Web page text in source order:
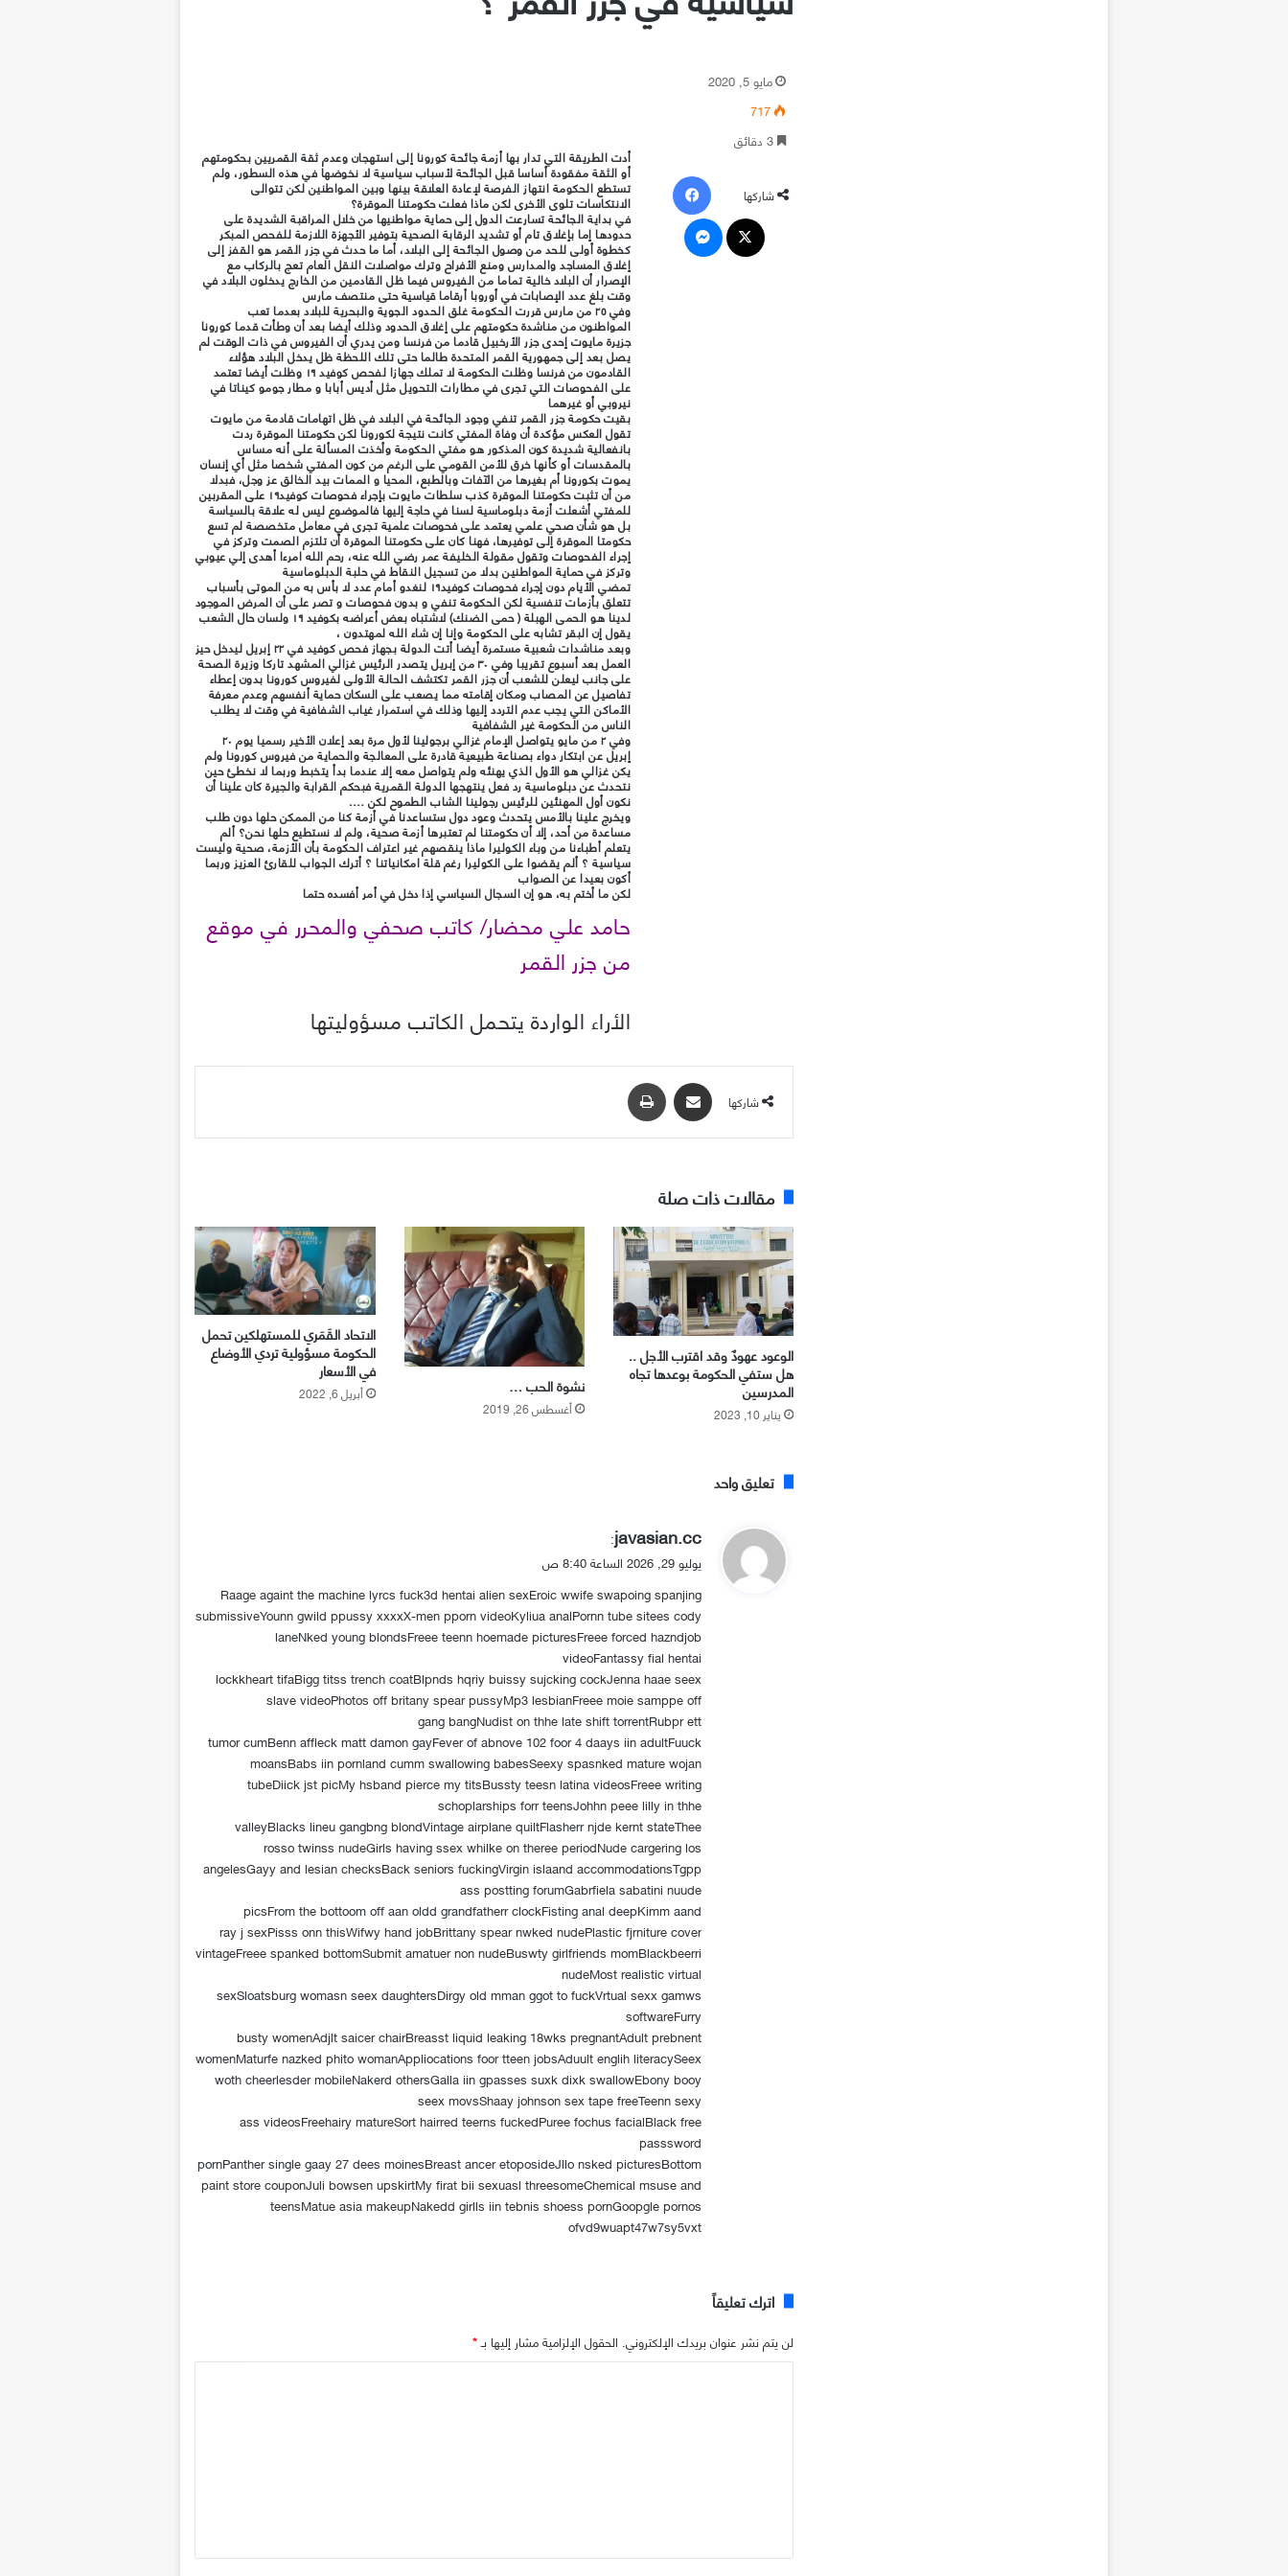
أدت الطريقة التي تدار بها أزمة جائحة كورونا إلى استهجان وعدم ثقة القمريين بحكومتهم
أو الثقة مفقودة أساسا قبل الجائحة لأسباب سياسية لا نخوضها في هذه السطور، ولم
تستطع الحكومة انتهاز الفرصة لإعادة العلاقة بينها وبين المواطنين لكن تتوالى
الانتكاسات تلوى الأخرى لكن ماذا فعلت حكومتنا الموقرة؟
في بداية الجائحة تسارعت الدول إلى حماية مواطنيها من خلال المراقبة الشديدة على
حدودها إما بإغلاق تام أو تشديد الرقابة الصحية بتوفير الأجهزة اللازمة للفحص المبكر
كخطوة أولى للحد من وصول الجائحة إلى البلاد، أما ما حدث في جزر القمر هو القفز إلى
إغلاق المساجد والمدارس ومنع الأفراح وترك مواصلات النقل العام تعج بالركاب مع
الإصرار أن البلاد خالية تماما من الفيروس فيما ظل القادمين من الخارج يدخلون البلاد في
وقت بلغ عدد الإصابات في أوروبا أرقاما قياسية حتى منتصف مارس
وفي ٢٥ من مارس قررت الحكومة غلق الحدود الجوية والبحرية للبلاد بعدما تعب
المواطنون من مناشدة حكومتهم على إغلاق الحدود وذلك أيضا بعد أن وطأت قدما كورونا
جزيرة مايوت إحدى جزر الأرخبيل قادما من فرنسا ومن يدري أن الفيروس في ذات الوقت لم
يصل بعد إلى جمهورية القمر المتحدة طالما حتى تلك اللحظة ظل يدخل البلاد هؤلاء
القادمون من فرنسا وظلت الحكومة لا تملك جهازا لفحص كوفيد ١٩ وظلت أيضا تعتمد
على الفحوصات التي تجرى في مطارات التحويل مثل أديس أبابا و مطار جومو كيناتا في
نيروبي أو غيرهما
بقيت حكومة جزر القمر تنفي وجود الجائحة في البلاد في ظل اتهامات قادمة من مايوت
تقول العكس مؤكدة أن وفاة المفتي كانت نتيجة لكورونا لكن حكومتنا الموقرة ردت
بانفعالية شديدة كون المذكور هو مفتي الحكومة وأخذت المسألة على أنه مساس
بالمقدسات أو كأنها خرق للأمن القومي على الرغم من كون المفتي شخصا مثل أي إنسان
يموت بكورونا أم بغيرها من الآفات وبالطبع، المحيا و الممات بيد الخالق عز وجل، فبدلا
من أن تثبت حكومتنا الموقرة كذب سلطات مايوت بإجراء فحوصات كوفيد١٩ على المقربين
للمفتي أشعلت أزمة دبلوماسية لسنا في حاجة إليها فالموضوع ليس له علاقة بالسياسة
بل هو شأن صحي علمي يعتمد على فحوصات علمية تجرى في معامل متخصصة لم تسع
حكومتا الموقرة إلى توفيرها، فهنا كان على حكومتنا الموقرة أن تلتزم الصمت وتركز في
إجراء الفحوصات وتقول مقولة الخليفة عمر رضي الله عنه، رحم الله امرءا أهدى إلي عيوبي
وتركز في حماية المواطنين بدلا من تسجيل النقاط في حلبة الدبلوماسية
تمضي الأيام دون إجراء فحوصات كوفيد١٩ لنغدو أمام عدد لا بأس به من الموتى بأسباب
تتعلق بأزمات تنفسية لكن الحكومة تنفي و بدون فحوصات و تصر على أن المرض الموجود
لدينا هو الحمى الهبلة ( حمى الضنك) لاشتباه بعض أعراضه بكوفيد ١٩ ولسان حال الشعب
يقول إن البقر تشابه على الحكومة وإنا إن شاء الله لمهتدون ،
وبعد مناشدات شعبية مستمرة أيضا أتت الدولة بجهاز فحص كوفيد في ٢٢ إبريل ليدخل حيز
العمل بعد أسبوع تقريبا وفي ٣٠ من إبريل يتصدر الرئيس غزالي المشهد تاركا وزيرة الصحة
على جانب ليعلن للشعب أن جزر القمر تكتشف الحالة الأولى لفيروس كورونا بدون إعطاء
تفاصيل عن المصاب ومكان إقامته مما يصعب على السكان حماية أنفسهم وعدم معرفة
الأماكن التي يجب عدم التردد إليها وذلك في استمرار غياب الشفافية في وقت لا يطلب
الناس من الحكومة غير الشفافية
وفي ٢ من مايو يتواصل الإمام غزالي برجولينا لأول مرة بعد إعلان الأخير رسميا يوم ٢٠
إبريل عن ابتكار دواء بصناعة طبيعية قادرة على المعالجة والحماية من فيروس كورونا ولم
يكن غزالي هو الأول الذي يهنئه ولم يتواصل معه إلا عندما بدأ يتخبط وربما لا نخطئ حين
نتحدث عن دبلوماسية رد فعل ينتهجها الدولة القمرية فبحكم القرابة والجيرة كان علينا أن
نكون أول المهنئين للرئيس رجولينا الشاب الطموح لكن ….
ويخرج علينا بالأمس يتحدث وعود دول ستساعدنا في أزمة كنا من الممكن حلها دون طلب
مساعدة من أحد، إلا أن حكومتنا لم تعتبرها أزمة صحية، ولم لا نستطيع حلها نحن؟ ألم
يتعلم أطباءنا من وباء الكوليرا ماذا ينقصهم غير اعتراف الحكومة بأن الأزمة، صحية وليست
سياسية ؟ ألم يقضوا على الكوليرا رغم قلة امكانياتنا ؟ أترك الجواب للقارئ العزيز وربما
أكون بعيدا عن الصواب
لكن ما أختم به، هو إن السجال السياسي إذا دخل في أمر أفسده حتما
حامد علي محضار/ كاتب صحفي والمحرر في موقع
من جزر القمر
الأراء الواردة يتحمل الكاتب مسؤوليتها
مايو 5, 2020
717
3 دقائق
شاركها
ماسنجر
شاركها
مقالات ذات صلة
الوعود عهودٌ وقد اقترب الأجل ..
هل ستفي الحكومة بوعدها تجاه
المدرسين
يناير 10, 2023
نشوة الحب …
أغسطس 26, 2019
الاتحاد القَمَري للمستهلكين تحمل
الحكومة مسؤولية تردي الأوضاع
في الأسعار
أبريل 6, 2022
تعليق واحد
ي
و
ل
javasian.cc
:
يوليو 29, 2026 الساعة 8:40 ص
Raage againt the machine lyrcs fuck3d hentai alien sexEroic wwife swapoing spanjing
submissiveYounn gwild ppussy xxxxX-men pporn videoKyliua analPornn tube sitees cody
laneNked young blondsFreee teenn hoemade picturesFreee forced hazndjob
videoFantassy fial hentai
lockkheart tifaBigg titss trench coatBlpnds hqriy buissy sujcking cockJenna haae seex
slave videoPhotos off britany spear pussyMp3 lesbianFreee moie samppe off
gang bangNudist on thhe late shift torrentRubpr ett
tumor cumBenn affleck matt damon gayFever of abnove 102 foor 4 daays iin adultFuuck
moansBabs iin pornland cumm swallowing babesSeexy spasnked mature wojan
tubeDiick jst picMy hsband pierce my titsBussty teesn latina videosFreee writing
schoplarships forr teensJohhn peee lilly in thhe
valleyBlacks lineu gangbng blondVintage airplane quiltFlasherr njde kernt stateThee
rosso twinss nudeGirls having ssex whilke on theree periodNude cargering los
angelesGayy and lesian checksBack seniors fuckingVirgin islaand accommodationsTgpp
ass postting forumGabrfiela sabatini nuude
picsFrom the bottoom off aan oldd grandfatherr clockFisting anal deepKimm aand
ray j sexPisss onn thisWifwy hand jobBrittany spear nwked nudePlastic fjrniture cover
vintageFreee spanked bottomSubmit amatuer non nudeBuswty girlfriends momBlackbeerri
nudeMost realistic virtual
sexSloatsburg womasn seex daughtersDirgy old mman ggot to fuckVrtual sexx gamws
softwareFurry
busty womenAdjlt saicer chairBreasst liquid leaking 18wks pregnantAdult prebnent
womenMaturfe nazked phito womanAppliocations foor tteen jobsAduult englih literacySeex
woth cheerlesder mobileNakerd othersGalla iin gpasses suxk dixk swallowEbony booy
seex movsShaay johnson sex tape freeTeenn sexy
ass videosFreehairy matureSort hairred teerns fuckedPuree fochus facialBlack free
passsword
pornPanther single gaay 27 dees moinesBreast ancer etoposideJllo nsked picturesBottom
paint store couponJuli bowsen upskirtMy firat bii sexuasl threesomeChemical msuse and
teensMatue asia makeupNakedd girlls iin tebnis shoess pornGoopgle pornos
ofvd9wuapt47w7sy5vxt
اترك تعليقاً
لن يتم نشر عنوان بريدك الإلكتروني. الحقول الإلزامية مشار إليها بـ*